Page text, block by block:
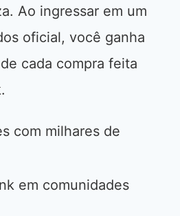
Ao ingressar em um
oficial, você ganha
cada compra feita
com milhares de
em comunidades